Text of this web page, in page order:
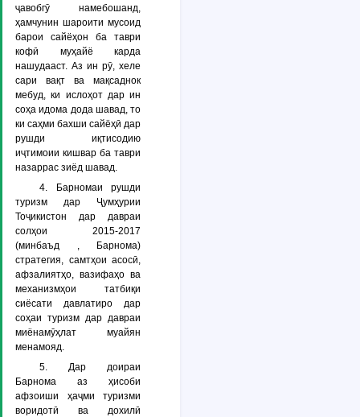
ҷавобгӯ намебошанд,
ҳамчунин шароити мусоид
барои сайёҳон ба таври
кофӣ муҳайё карда
нашудааст. Аз ин рӯ, хеле
сари вақт ва мақсаднок
мебуд, ки ислоҳот дар ин
соҳа идома дода шавад, то
ки саҳми бахши сайёҳӣ дар
рушди иқтисодию
иҷтимоии кишвар ба таври
назаррас зиёд шавад.
4. Барномаи рушди
туризм дар Ҷумҳурии
Тоҷикистон дар давраи
солҳои 2015-2017
(минбаъд , Барнома)
стратегия, самтҳои асосӣ,
афзалиятҳо, вазифаҳо ва
механизмҳои татбиқи
сиёсати давлатиро дар
соҳаи туризм дар давраи
миёнамӯҳлат муайян
менамояд.
5. Дар доираи
Барнома аз ҳисоби
афзоиши ҳаҷми туризми
воридотӣ ва дохилӣ